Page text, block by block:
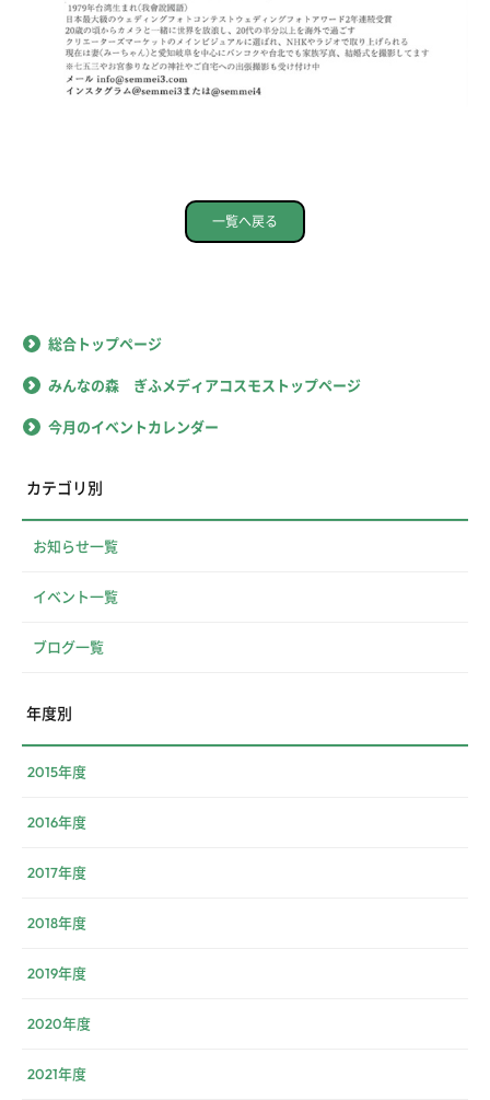
一覧へ戻る
総合トップページ
みんなの森 ぎふメディアコスモストップページ
今月のイベントカレンダー
カテゴリ別
お知らせ一覧
イベント一覧
ブログ一覧
年度別
2015年度
2016年度
2017年度
2018年度
2019年度
2020年度
2021年度